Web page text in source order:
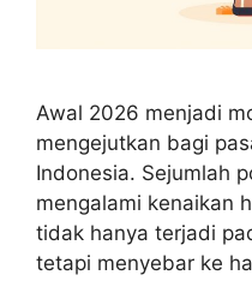
Awal 2026 menjadi
mengejutkan bagi
Indonesia. Sejumlah
mengalami kenaikan
tidak hanya terjadi
tetapi menyebar ke